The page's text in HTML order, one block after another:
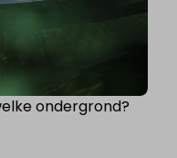
ondergrond?